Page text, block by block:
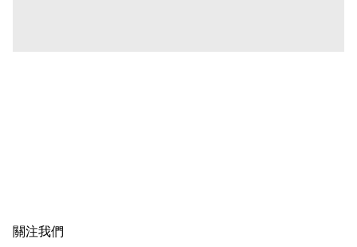
關注我們